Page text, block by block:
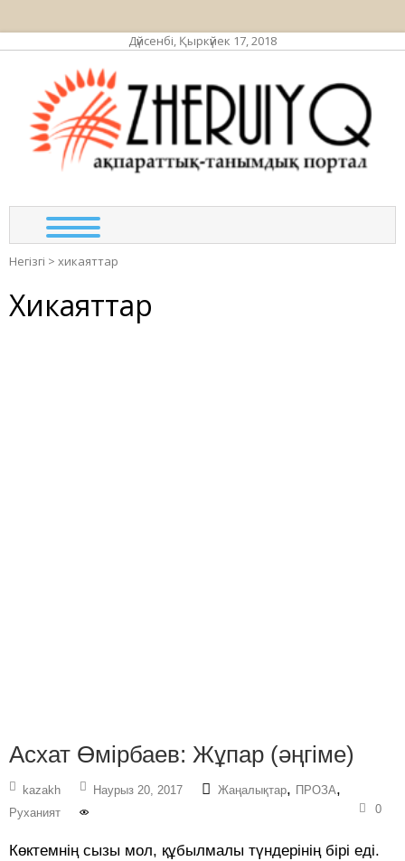
Дүйсенбі, Қыркүйек 17, 2018
Негізгі > хикаяттар
Хикаяттар
Асхат Өмірбаев: Жұпар (әңгіме)
kazakh Наурыз 20, 2017 Жаңалықтар, ПРОЗА,
Руханият 0
Көктемнің сызы мол, құбылмалы түндерінің бірі еді.